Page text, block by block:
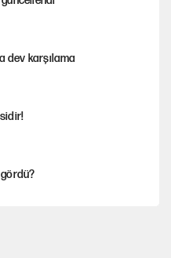
dev karşılama